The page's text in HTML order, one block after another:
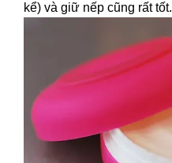
kể) và giữ nếp cũng rất tốt.